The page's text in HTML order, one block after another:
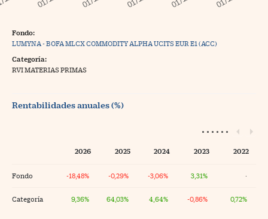
Fondo:
LUMYNA - BOFA MLCX COMMODITY ALPHA UCITS EUR E1 (ACC)
Categoría:
RVI MATERIAS PRIMAS
Rentabilidades anuales (%)
2026 2025 2024 2023 2022
Fondo -18,48% -0,29% -3,06% 3,31% ·
Categoría 9,36% 64,03% 4,64% -0,86% 0,72%